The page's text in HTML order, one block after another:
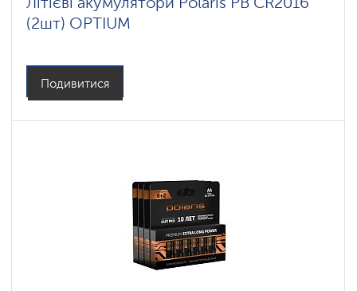
(2шт) OPTIUM
Подивитися